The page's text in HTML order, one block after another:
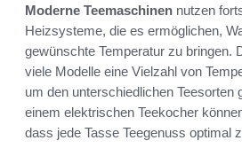
Moderne Teemaschinen nutzen
Heizsysteme, die es ermöglichen,
gewünschte Temperatur zu bringen.
viele Modelle eine Vielzahl von
um den unterschiedlichen Teesorten
einem elektrischen Teekocher
dass jede Tasse Teegenuss optimal